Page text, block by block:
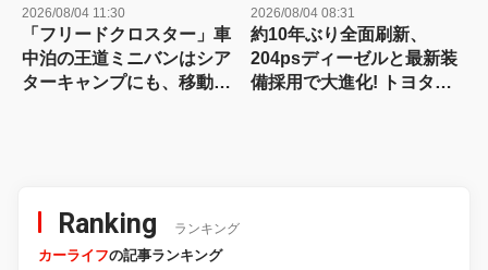
2026/08/04 11:30
「フリードクロスター」車
中泊の王道ミニバンはシア
ターキャンプにも、移動オ
2026/08/04 08:31
約10年ぶり全面刷新、
204psディーゼルと最新装
備採用で大進化! トヨタ新
Ranking ランキング
カーライフの記事ランキング